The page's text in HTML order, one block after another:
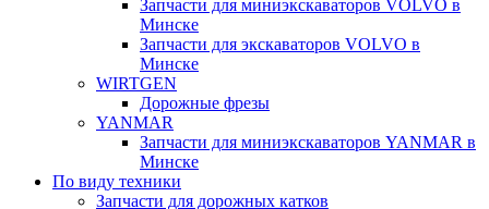
Запчасти для миниэкскаваторов VOLVO в
Минске
Запчасти для экскаваторов VOLVO в
Минске
WIRTGEN
Дорожные фрезы
YANMAR
Запчасти для миниэкскаваторов YANMAR в
Минске
По виду техники
Запчасти для дорожных катков